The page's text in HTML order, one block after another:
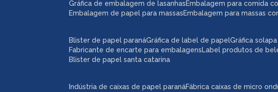
embalagem para comida
embalagem de papel para massas
gráfica de embalagem de lasanhas
embalagem para massas
gráfica de label de papel
gráfica
fabricante de encarte para embalagens label produtos de
blister de papel santa catarina
blister de papel paraná
fábrica caixas de micro
indústria de caixas de papel paraná